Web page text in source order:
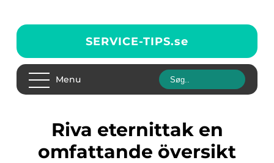
SERVICE-TIPS.se
Menu
Riva eternittak en
omfattande översikt